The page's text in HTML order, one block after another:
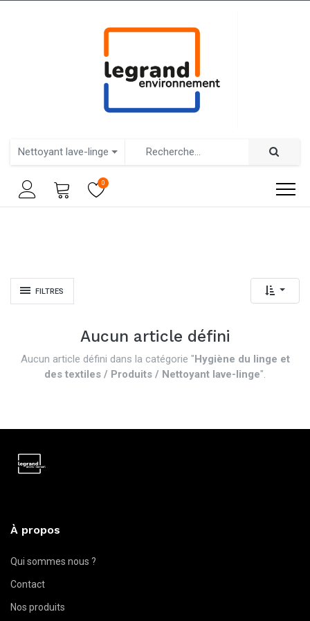
Nettoyant lave-linge
0
FILTRES
Aucun article défini
Aucun article défini dans la catégorie "Hygiène du linge et
des textiles / Produits / Nettoyant lave-linge".
À propos
Qui sommes nous ?
Contact
Nos produits